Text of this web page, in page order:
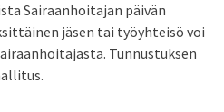
Sairaanhoitajan päivän
jäsen tai työyhteisö voi
Tunnustuksen